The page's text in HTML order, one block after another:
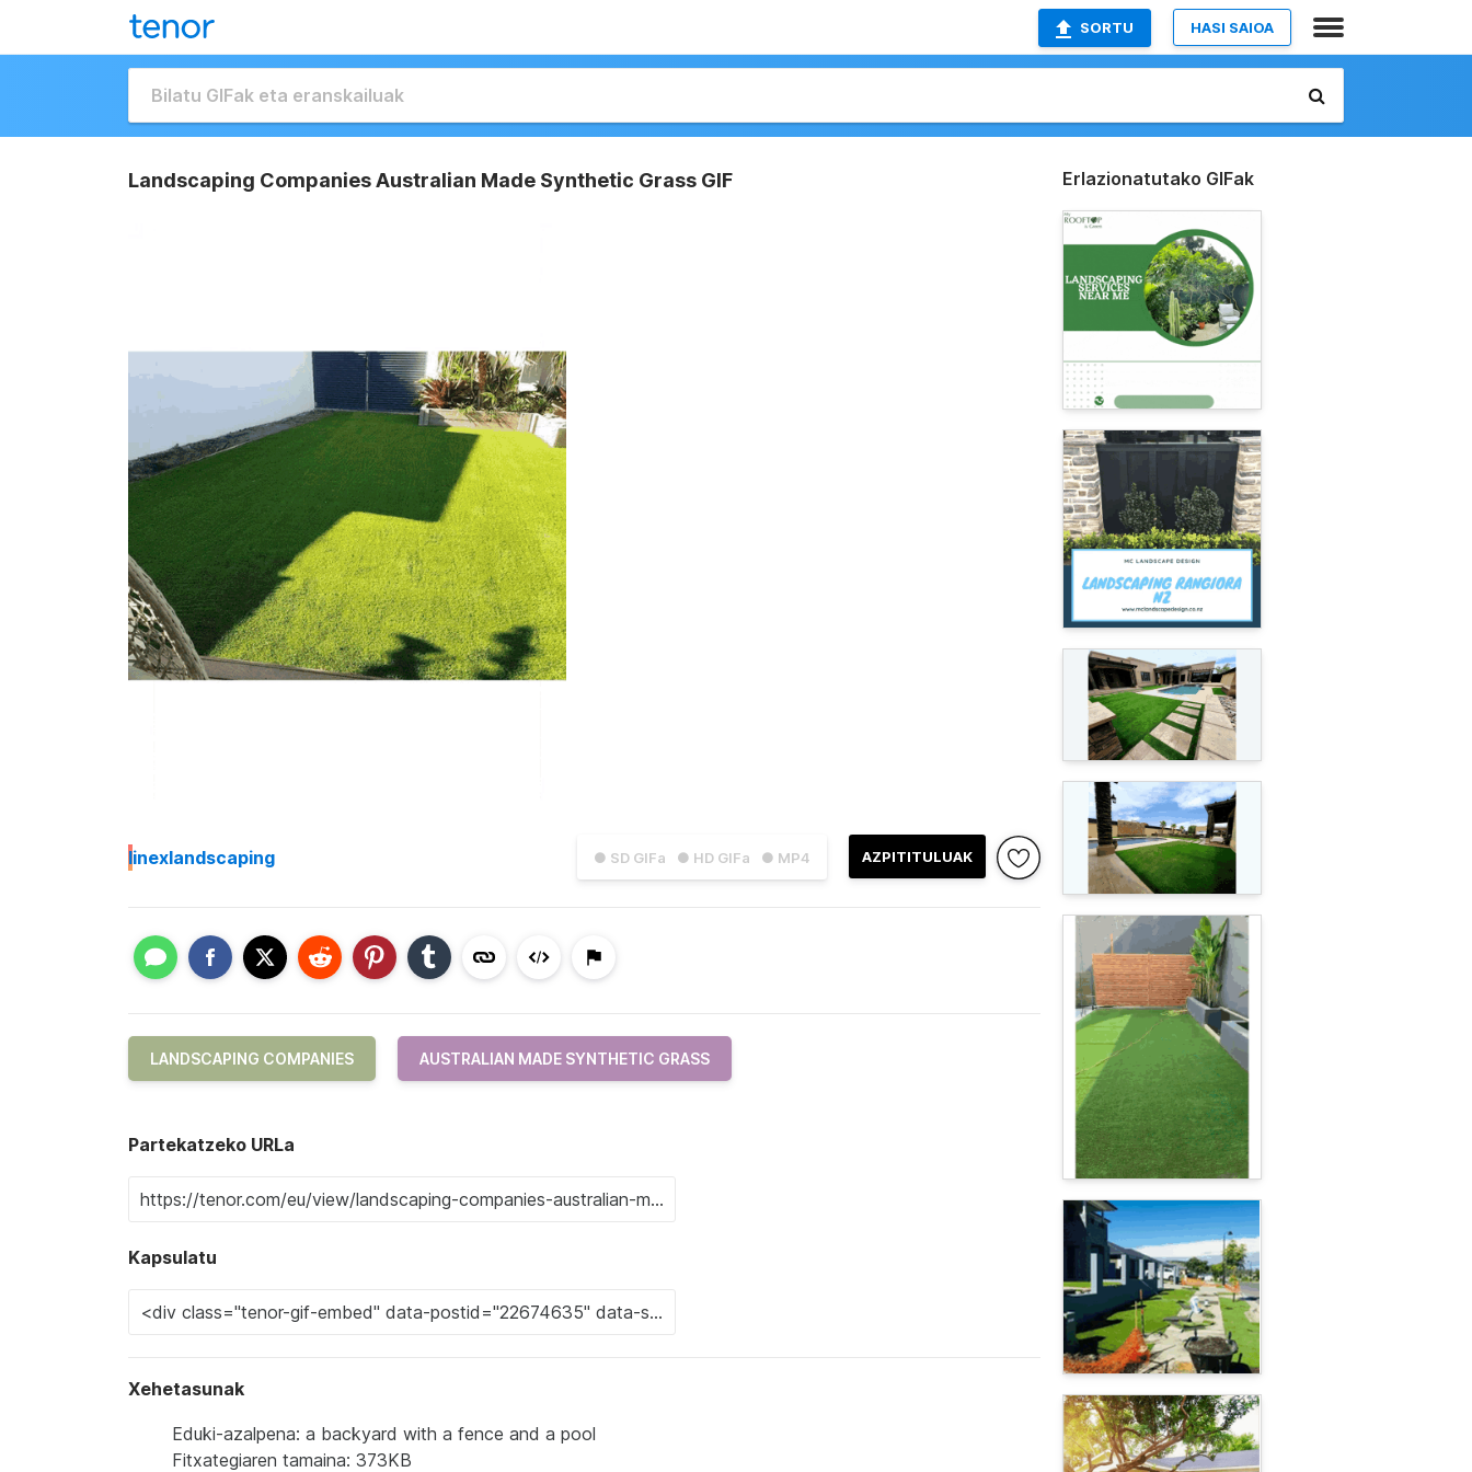
SORTU HASI SAIOA
Landscaping Companies Australian Made Synthetic Grass GIF
● SD GIFa ● HD GIFa ● MP4 AZPITITULUAK
Iinexlandscaping
LANDSCAPING COMPANIES AUSTRALIAN MADE SYNTHETIC GRASS
Partekatzeko URLa
Kapsulatu
Xehetasunak
Eduki-azalpena: a backyard with a fence and a pool
Fitxategiaren tamaina: 373KB
Erlazionatutako GIFak